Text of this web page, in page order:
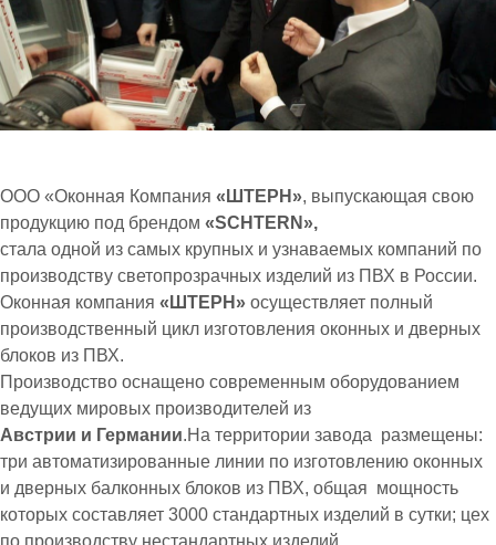
ООО «Оконная Компания «ШТЕРН», выпускающая свою
продукцию под брендом «SCHTERN»,
стала одной из самых крупных и узнаваемых компаний по
производству светопрозрачных изделий из ПВХ в России.
Оконная компания «ШТЕРН» осуществляет полный
производственный цикл изготовления оконных и дверных
блоков из ПВХ.
Производство оснащено современным оборудованием
ведущих мировых производителей из
Австрии и Германии.На территории завода размещены:
три автоматизированные линии по изготовлению оконных
и дверных балконных блоков из ПВХ, общая мощность
которых составляет 3000 стандартных изделий в сутки; цех